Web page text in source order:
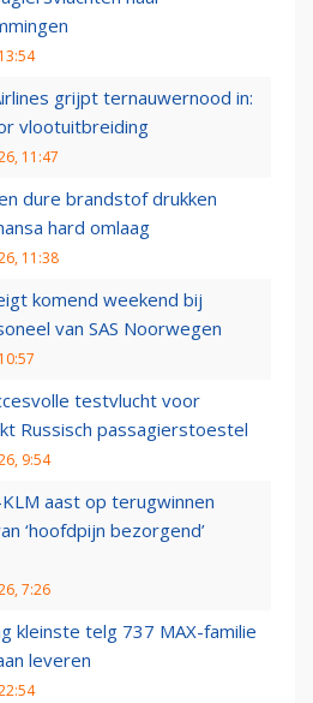
grijpt ternauwernood in:
vlootuitbreiding
11:47
dure brandstof drukken
hard omlaag
11:38
komend weekend bij
van SAS Noorwegen
testvlucht voor
Russisch passagierstoestel
9:54
aast op terugwinnen
‘hoofdpijn bezorgend’
7:26
kleinste telg 737 MAX-familie
leveren